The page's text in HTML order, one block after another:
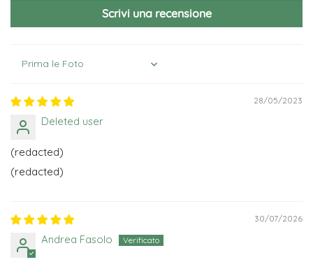
Scrivi una recensione
Sort by
28/05/2023
Deleted user
(redacted)
(redacted)
30/07/2026
Andrea Fasolo